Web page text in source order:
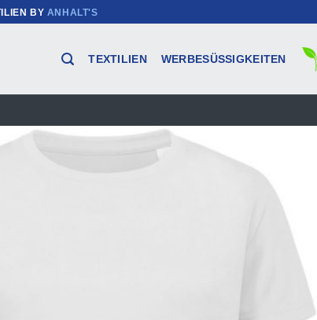
BY ANHALT'S
TEXTILIEN WERBESÜSSIGKEITEN